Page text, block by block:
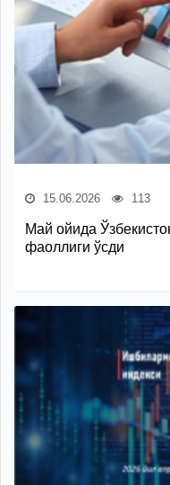
15.06.2026 113
Май ойида
фаоллиги ўсди